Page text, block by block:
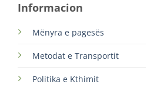
Informacion
Mënyra e pagesës
Metodat e Transportit
Politika e Kthimit